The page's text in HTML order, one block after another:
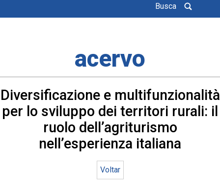
Busca
acervo
Diversificazione e multifunzionalità
per lo sviluppo dei territori rurali: il
ruolo dell’agriturismo
nell’esperienza italiana
Voltar